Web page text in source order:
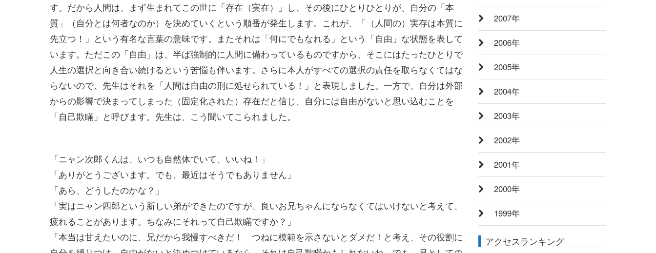
す。だから人間は、まず生まれてこの世に「存在（実在）」し、その後にひとりひとりが、自分の「本
質」（自分とは何者なのか）を決めていくという順番が発生します。これが、「（人間の）実存は本質に
先立つ！」という有名な言葉の意味です。またそれは「何にでもなれる」という「自由」な状態を表して
います。ただこの「自由」は、半ば強制的に人間に備わっているものですから、そこにはたったひとりで
人生の選択と向き合い続けるという苦悩も伴います。さらに本人がすべての選択の責任を取らなくてはな
らないので、先生はそれを「人間は自由の刑に処せられている！」と表現しました。一方で、自分は外部
からの影響で決まってしまった（固定化された）存在だと信じ、自分には自由がないと思い込むことを
「自己欺瞞」と呼びます。先生は、こう聞いてこられました。
「ニャン次郎くんは、いつも自然体でいて、いいね！」
「ありがとうございます。でも、最近はそうでもありません」
「あら、どうしたのかな？」
「実はニャン四郎という新しい弟ができたのですが、良いお兄ちゃんにならなくてはいけないと考えて、
疲れることがあります。ちなみにそれって自己欺瞞ですか？」
「本当は甘えたいのに、兄だから我慢すべきだ！ つねに模範を示さないとダメだ！と考え、その役割に
2007年
2006年
2005年
2004年
2003年
2002年
2001年
2000年
1999年
アクセスランキング